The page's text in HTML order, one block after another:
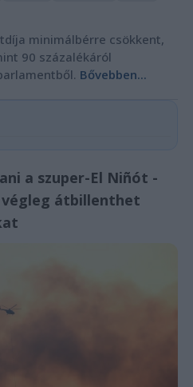
minimálbérre csökkent,
90 százalékáról
Bővebben...
a szuper-El Niñót -
végleg átbillenthet